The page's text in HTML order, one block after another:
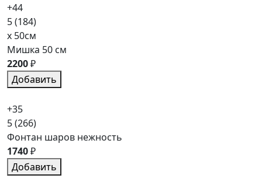
+44
5(184)
x 50см
Мишка 50 см
2200₽
Добавить
+35
5(266)
Фонтан шаров нежность
1740₽
Добавить